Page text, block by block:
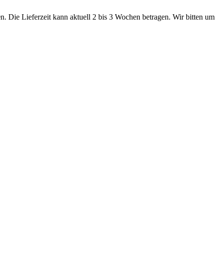
Die Lieferzeit kann aktuell 2 bis 3 Wochen betragen. Wir bitten um